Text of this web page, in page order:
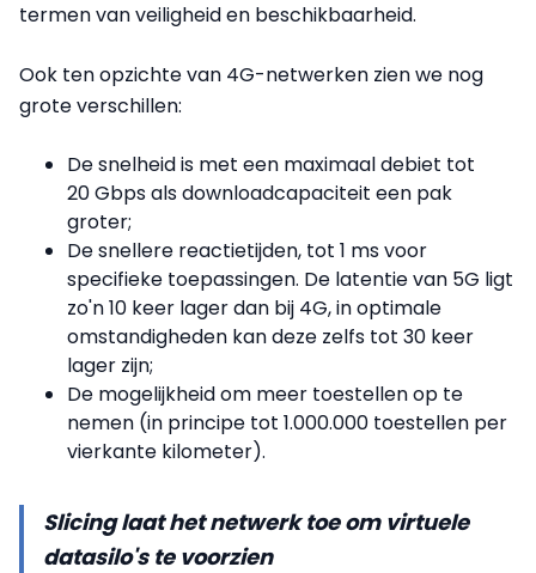
termen van veiligheid en beschikbaarheid.
Ook ten opzichte van 4G-netwerken zien we nog
grote verschillen:
De snelheid is met een maximaal debiet tot
20 Gbps als downloadcapaciteit een pak
groter;
De snellere reactietijden, tot 1 ms voor
specifieke toepassingen. De latentie van 5G ligt
zo'n 10 keer lager dan bij 4G, in optimale
omstandigheden kan deze zelfs tot 30 keer
lager zijn;
De mogelijkheid om meer toestellen op te
nemen (in principe tot 1.000.000 toestellen per
vierkante kilometer).
Slicing laat het netwerk toe om virtuele
datasilo's te voorzien